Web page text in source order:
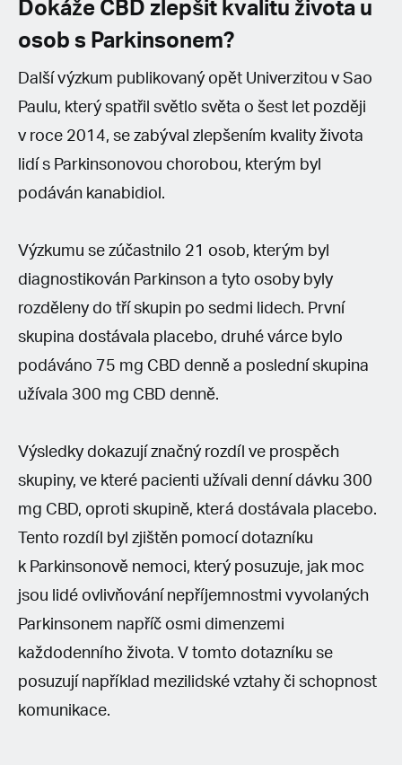
Dokáže CBD zlepšit kvalitu života u
osob s Parkinsonem?
Další výzkum publikovaný opět Univerzitou v Sao
Paulu, který spatřil světlo světa o šest let později
v roce 2014, se zabýval zlepšením kvality života
lidí s Parkinsonovou chorobou, kterým byl
podáván kanabidiol.
Výzkumu se zúčastnilo 21 osob, kterým byl
diagnostikován Parkinson a tyto osoby byly
rozděleny do tří skupin po sedmi lidech. První
skupina dostávala placebo, druhé várce bylo
podáváno 75 mg CBD denně a poslední skupina
užívala 300 mg CBD denně.
Výsledky dokazují značný rozdíl ve prospěch
skupiny, ve které pacienti užívali denní dávku 300
mg CBD, oproti skupině, která dostávala placebo.
Tento rozdíl byl zjištěn pomocí dotazníku
k Parkinsonově nemoci, který posuzuje, jak moc
jsou lidé ovlivňování nepříjemnostmi vyvolaných
Parkinsonem napříč osmi dimenzemi
každodenního života. V tomto dotazníku se
posuzují například mezilidské vztahy či schopnost
komunikace.